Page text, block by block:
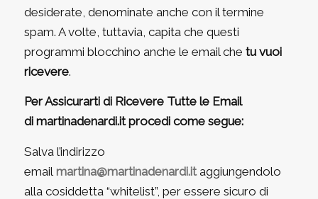
desiderate, denominate anche con il termine
spam. A volte, tuttavia, capita che questi
programmi blocchino anche le email che tu vuoi
ricevere.
Per Assicurarti di Ricevere Tutte le Email
di martinadenardi.it procedi come segue:
Salva l’indirizzo
email martina@martinadenardi.itaggiungendolo
alla cosiddetta “whitelist”, per essere sicuro di